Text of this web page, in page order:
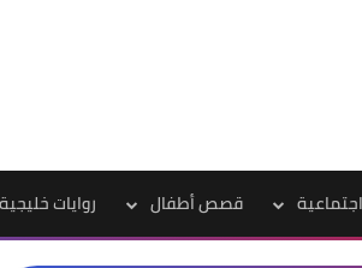
قصص أطفال روايات خليجية